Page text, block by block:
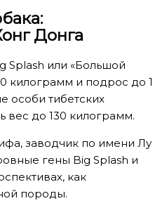
Донга
Splash или «Большой
килограмм и подрос до 1
особи тибетских
вес до 130 килограмм.
заводчик по имени Лу
гены Big Splash и
как
породы.